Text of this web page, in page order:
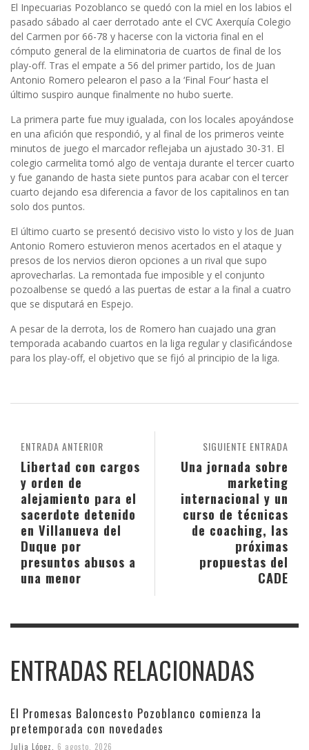
El Inpecuarias Pozoblanco se quedó con la miel en los labios el
pasado sábado al caer derrotado ante el CVC Axerquía Colegio
del Carmen por 66-78 y hacerse con la victoria final en el
cómputo general de la eliminatoria de cuartos de final de los
play-off. Tras el empate a 56 del primer partido, los de Juan
Antonio Romero pelearon el paso a la ‘Final Four’ hasta el
último suspiro aunque finalmente no hubo suerte.
La primera parte fue muy igualada, con los locales apoyándose
en una afición que respondió, y al final de los primeros veinte
minutos de juego el marcador reflejaba un ajustado 30-31. El
colegio carmelita tomó algo de ventaja durante el tercer cuarto
y fue ganando de hasta siete puntos para acabar con el tercer
cuarto dejando esa diferencia a favor de los capitalinos en tan
solo dos puntos.
El último cuarto se presentó decisivo visto lo visto y los de Juan
Antonio Romero estuvieron menos acertados en el ataque y
presos de los nervios dieron opciones a un rival que supo
aprovecharlas. La remontada fue imposible y el conjunto
pozoalbense se quedó a las puertas de estar a la final a cuatro
que se disputará en Espejo.
A pesar de la derrota, los de Romero han cuajado una gran
temporada acabando cuartos en la liga regular y clasificándose
para los play-off, el objetivo que se fijó al principio de la liga.
SIGUIENTE ENTRADA
Una jornada sobre
marketing
internacional y un
curso de técnicas
de coaching, las
próximas
propuestas del
CADE
ENTRADA ANTERIOR
Libertad con cargos
y orden de
alejamiento para el
sacerdote detenido
en Villanueva del
Duque por
presuntos abusos a
una menor
ENTRADAS RELACIONADAS
El Promesas Baloncesto Pozoblanco comienza la
pretemporada con novedades
Julia López, 6 agosto, 2026